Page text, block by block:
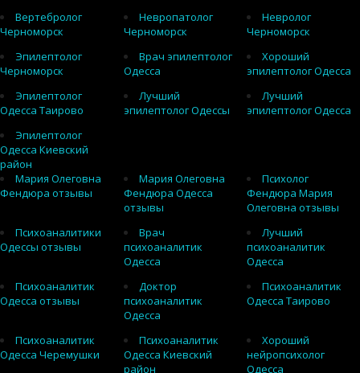
Вертебролог
Черноморск
Невропатолог
Черноморск
Невролог
Черноморск
Эпилептолог
Черноморск
Врач эпилептолог
Одесса
Хороший
эпилептолог Одесса
Эпилептолог
Одесса Таирово
Лучший
эпилептолог Одессы
Лучший
эпилептолог Одесса
Эпилептолог
Одесса Киевский
район
Мария Олеговна
Фендюра отзывы
Мария Олеговна
Фендюра Одесса
отзывы
Психолог
Фендюра Мария
Олеговна отзывы
Психоаналитики
Одессы отзывы
Врач
психоаналитик
Одесса
Лучший
психоаналитик
Одесса
Психоаналитик
Одесса отзывы
Доктор
психоаналитик
Одесса
Психоаналитик
Одесса Таирово
Психоаналитик
Одесса Черемушки
Психоаналитик
Одесса Киевский
район
Хороший
нейропсихолог
Одесса